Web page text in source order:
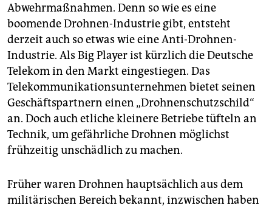
Abwehrmaßnahmen. Denn so wie es eine
boomende Drohnen-Industrie gibt, entsteht
derzeit auch so etwas wie eine Anti-Drohnen-
Industrie. Als Big Player ist kürzlich die Deutsche
Telekom in den Markt eingestiegen. Das
Telekommunikationsunternehmen bietet seinen
Geschäftspartnern einen „Drohnenschutzschild“
an. Doch auch etliche kleinere Betriebe tüfteln an
Technik, um gefährliche Drohnen möglichst
frühzeitig unschädlich zu machen.
Früher waren Drohnen hauptsächlich aus dem
militärischen Bereich bekannt, inzwischen haben